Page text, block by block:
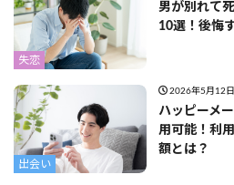
失恋
男が別れて
10選！後悔
出会い
2026年5月12日
ハッピーメ
用可能！利
額とは？